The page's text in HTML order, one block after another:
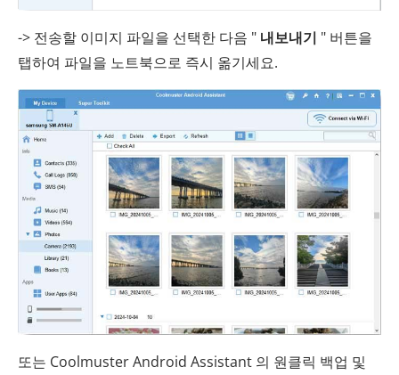
-> 전송할 이미지 파일을 선택한 다음 " 내보내기 " 버튼을
탭하여 파일을 노트북으로 즉시 옮기세요.
또는 Coolmuster Android Assistant 의 원클릭 백업 및